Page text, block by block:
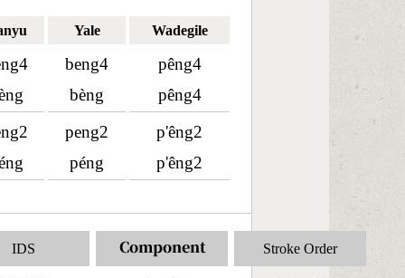
Yale Wadegile
beng4
bèng
pêng4
pêng4
peng2
péng
p'êng2
p'êng2
IDS Component Stroke Order